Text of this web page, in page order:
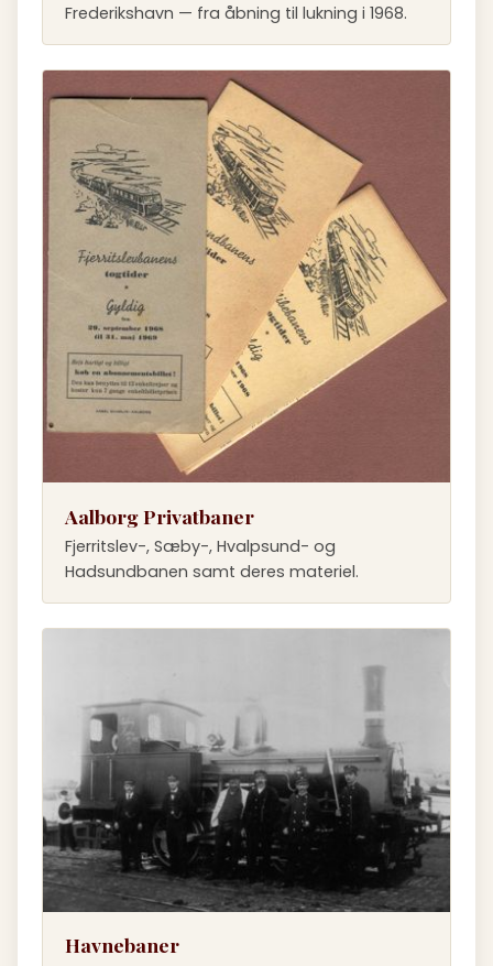
Frederikshavn — fra åbning til lukning i 1968.
Aalborg Privatbaner
Fjerritslev-, Sæby-, Hvalpsund- og
Hadsundbanen samt deres materiel.
Havnebaner